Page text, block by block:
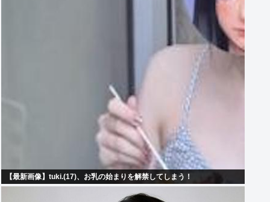
【最新画像】tuki.(17)、お乳の始まりを解禁してしまう！